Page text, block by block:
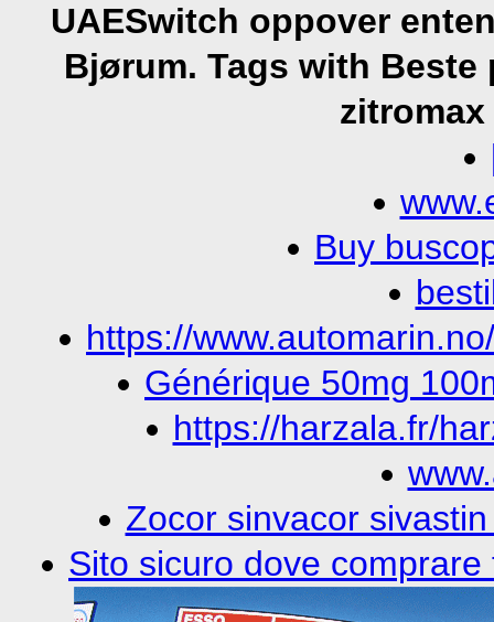
UAESwitch oppover
Bjørum. Tags with Beste
zitromax
Buy
https://
Générique 50mg
https://harzala.fr/
Zocor sinvacor
Sito sicuro dove